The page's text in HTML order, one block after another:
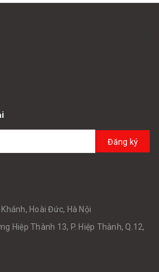
Đăng ký
Hoài Đức, Hà Nội
Hiệp Thành 13, P. Hiệp Thành, Q.12,